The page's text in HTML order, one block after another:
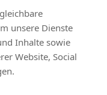
Bestellschein
Fax: -96
unsere Dienste
Inhalte sowie
Website, Social